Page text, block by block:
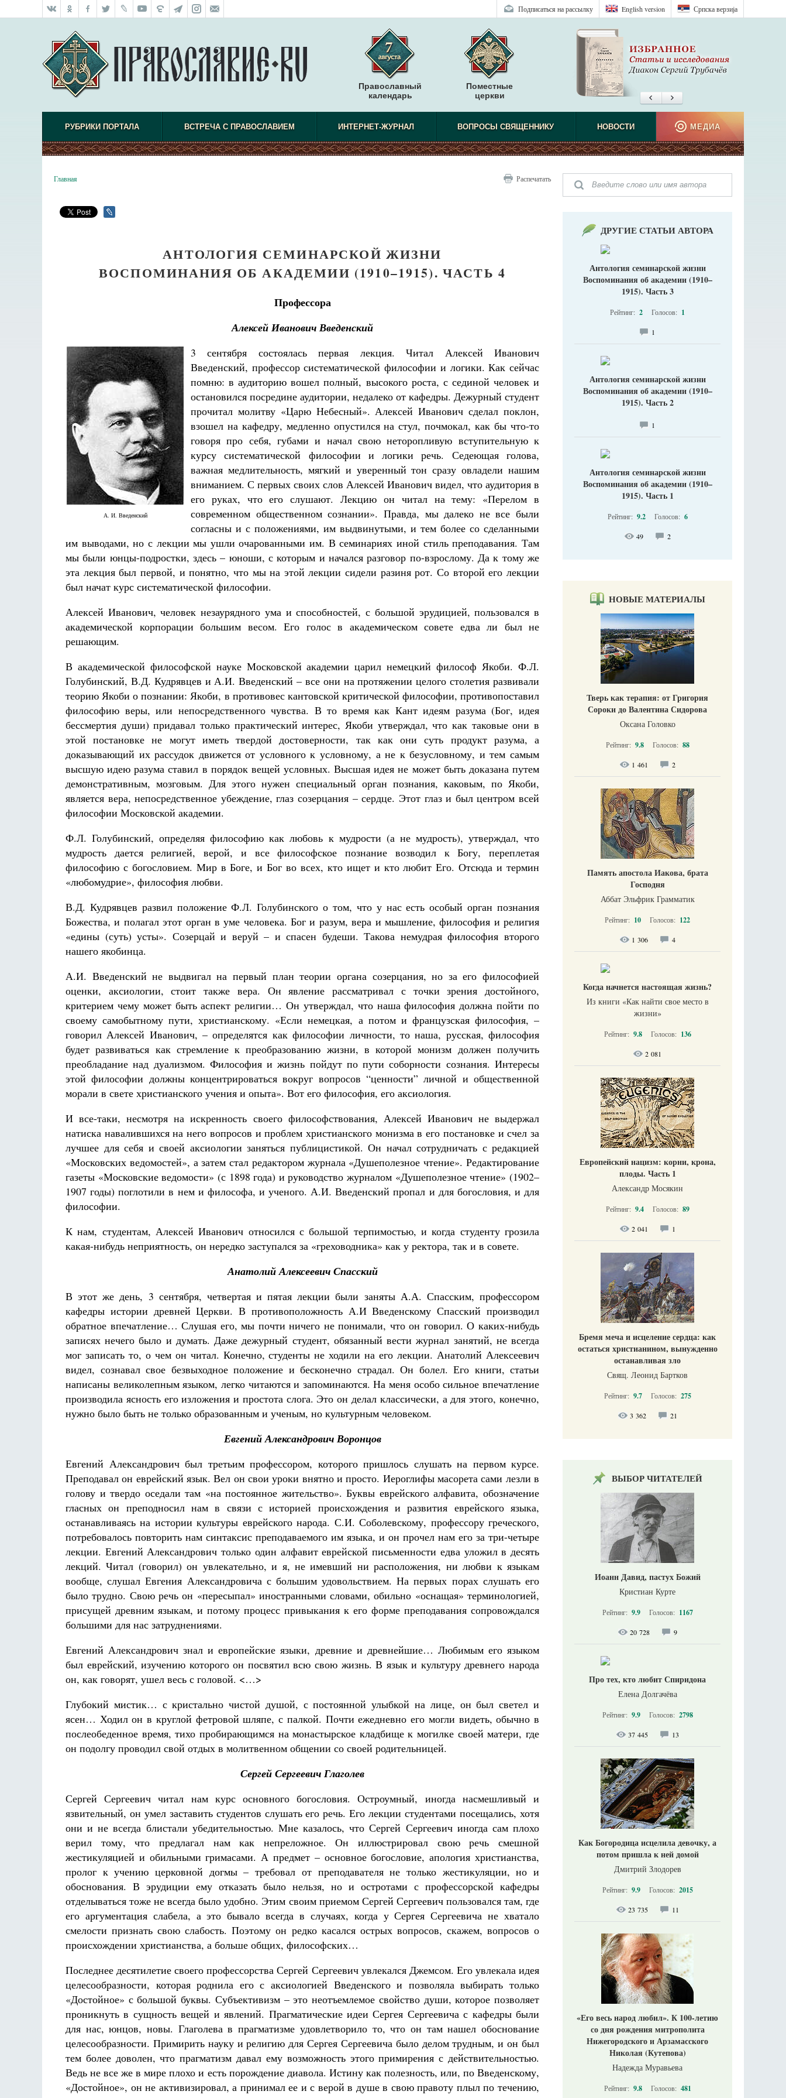
Српска верзиjа
English version
Подписаться на рассылку
Православный
календарь
Поместные
церкви
РУБРИКИ ПОРТАЛА ВСТРЕЧА С ПРАВОСЛАВИЕМ ИНТЕРНЕТ-ЖУРНАЛ ВОПРОСЫ СВЯЩЕННИКУ НОВОСТИ МЕДИА
Главная Распечатать
АНТОЛОГИЯ СЕМИНАРСКОЙ ЖИЗНИ
ВОСПОМИНАНИЯ ОБ АКАДЕМИИ (1910–1915). ЧАСТЬ 4
Профессора
Алексей Иванович Введенский
А. И. Введенский
3 сентября состоялась первая лекция. Читал Алексей Иванович
Введенский, профессор систематической философии и логики. Как сейчас
помню: в аудиторию вошел полный, высокого роста, с сединой человек и
остановился посредине аудитории, недалеко от кафедры. Дежурный студент
прочитал молитву «Царю Небесный». Алексей Иванович сделал поклон,
взошел на кафедру, медленно опустился на стул, почмокал, как бы что-то
говоря про себя, губами и начал свою неторопливую вступительную к
курсу систематической философии и логики речь. Седеющая голова,
важная медлительность, мягкий и уверенный тон сразу овладели нашим
вниманием. С первых своих слов Алексей Иванович видел, что аудитория в
его руках, что его слушают. Лекцию он читал на тему: «Перелом в
современном общественном сознании». Правда, мы далеко не все были
согласны и с положениями, им выдвинутыми, и тем более со сделанными
им выводами, но с лекции мы ушли очарованными им. В семинариях иной стиль преподавания. Там
мы были юнцы-подростки, здесь – юноши, с которым и начался разговор по-взрослому. Да к тому же
эта лекция был первой, и понятно, что мы на этой лекции сидели разиня рот. Со второй его лекции
был начат курс систематической философии.
Алексей Иванович, человек незаурядного ума и способностей, с большой эрудицией, пользовался в
академической корпорации большим весом. Его голос в академическом совете едва ли был не
решающим.
В академической философской науке Московской академии царил немецкий философ Якоби. Ф.Л.
Голубинский, В.Д. Кудрявцев и А.И. Введенский – все они на протяжении целого столетия развивали
теорию Якоби о познании: Якоби, в противовес кантовской критической философии, противопоставил
философию веры, или непосредственного чувства. В то время как Кант идеям разума (Бог, идея
бессмертия души) придавал только практический интерес, Якоби утверждал, что как таковые они в
этой постановке не могут иметь твердой достоверности, так как они суть продукт разума, а
доказывающий их рассудок движется от условного к условному, а не к безусловному, и тем самым
высшую идею разума ставил в поря­док вещей условных. Высшая идея не может быть доказана путем
демонстративным, мозговым. Для этого нужен специальный орган познания, каковым, по Якоби,
является вера, непосредственное убеждение, глаз созерцания – сердце. Этот глаз и был центром всей
философии Московской академии.
Ф.Л. Голубинский, определяя философию как любовь к мудрости (а не мудрость), утверждал, что
мудрость дается религией, верой, и все философское познание возводил к Богу, переплетая
философию с богословием. Мир в Боге, и Бог во всех, кто ищет и кто любит Его. Отсюда и термин
«любомудрие», философия любви.
В.Д. Кудрявцев развил положение Ф.Л. Голубинского о том, что у нас есть особый орган познания
Божества, и полагал этот орган в уме человека. Бог и разум, вера и мышление, философия и религия
«едины (суть) усты». Созерцай и веруй – и спасен будеши. Такова немудрая философия второго
нашего якобинца.
А.И. Введенский не выдвигал на первый план теории органа созерцания, но за его философией
оценки, аксиологии, стоит также вера. Он явление рассматривал с точки зрения достойного,
критерием чему может быть аспект религии… Он утверждал, что наша философия должна пойти по
своему самобытному пути, христианскому. «Если немецкая, а потом и французская философия, –
говорил Алексей Иванович, – определятся как философии личности, то наша, русская, философия
будет развиваться как стремление к преобразованию жизни, в которой монизм должен получить
преобладание над дуализмом. Философия и жизнь пойдут по пути соборности сознания. Интересы
этой философии должны концентрироваться вокруг вопросов “ценности” личной и общественной
морали в свете христианского учения и опыта». Вот его философия, его аксиология.
И все-таки, несмотря на искренность своего философствования, Алексей Иванович не выдержал
натиска навалившихся на него вопросов и проблем христианского монизма в его постановке и счел за
лучшее для себя и своей аксиологии заняться публицистикой. Он начал сотрудничать с редакцией
«Московских ведомостей», а затем стал редактором журнала «Душеполезное чтение». Редактирование
газеты «Московские ведомости» (с 1898 года) и руководство журналом «Душеполезное чтение» (1902–
1907 годы) поглотили в нем и философа, и ученого. А.И. Введенский пропал и для богословия, и для
философии.
К нам, студентам, Алексей Иванович относился с большой терпимостью, и когда студенту грозила
какая-нибудь неприятность, он нередко заступался за «греховодника» как у ректора, так и в совете.
Анатолий Алексеевич Спасский
В этот же день, 3 сентября, четвертая и пятая лекции были заняты А.А. Спасским, профессором
кафедры истории древней Церкви. В противоположность А.И Введенскому Спасский производил
обратное впечатление… Слушая его, мы почти ничего не понимали, что он говорил. О каких-нибудь
записях нечего было и думать. Даже дежурный студент, обязанный вести журнал занятий, не всегда
мог записать то, о чем он читал. Конечно, студенты не ходили на его лекции. Анатолий Алексеевич
видел, сознавал свое безвыходное положение и бесконечно страдал. Он болел. Его книги, статьи
написаны великолепным языком, легко читаются и запоминаются. На меня особо сильное впечатление
производила ясность его изложения и простота слога. Это он делал классически, а для этого, конечно,
нужно было быть не только образованным и ученым, но культурным человеком.
Евгений Александрович Воронцов
Евгений Александрович был третьим профессором, которого пришлось слушать на первом курсе.
Преподавал он еврейский язык. Вел он свои уроки внятно и просто. Иероглифы масорета сами лезли в
голову и твердо оседали там «на постоянное жительство». Буквы еврейского алфавита, обозначение
гласных он преподносил нам в связи с историей происхождения и развития еврейского языка,
останавливаясь на истории культуры еврейского народа. С.И. Соболевскому, профессору греческого,
потребовалось повторить нам синтаксис преподаваемого им языка, и он прочел нам его за три-четыре
лекции. Евгений Александрович только один алфавит еврейской письменности едва уложил в десять
лекций. Читал (говорил) он увлекательно, и я, не имевший ни расположения, ни любви к языкам
вообще, слушал Евгения Александровича с большим удовольствием. На первых порах слушать его
было трудно. Свою речь он «пересыпал» иностранными словами, обильно «оснащая» терминологией,
присущей древним языкам, и потому процесс привыкания к его форме преподавания сопровождался
большими для нас затруднениями.
Евгений Александрович знал и европейские языки, древние и древнейшие… Любимым его языком
был еврейский, изучению которого он посвятил всю свою жизнь. В язык и культуру древнего народа
он, как говорят, ушел весь с головой. <…>
Глубокий мистик… с кристально чистой душой, с постоянной улыбкой на лице, он был светел и
ясен… Ходил он в круглой фетровой шляпе, с палкой. Почти ежедневно его могли видеть, обычно в
послеобеденное время, тихо пробирающимся на монастырское кладбище к могилке своей матери, где
он подолгу проводил свой отдых в молитвенном общении со своей родительницей.
Сергей Сергеевич Глаголев
Сергей Сергеевич читал нам курс основного богословия. Остроумный, иногда насмешливый и
язвительный, он умел заставить студентов слушать его речь. Его лекции студентами посещались, хотя
они и не всегда блистали убедительностью. Мне казалось, что Сергей Сергеевич иногда сам плохо
верил тому, что предлагал нам как непреложное. Он иллюстрировал свою речь смешной
жестикуляцией и обильными гримасами. А предмет – основное богословие, апология христианства,
пролог к учению церковной догмы – требовал от преподавателя не только жестикуляции, но и
обоснования. В эрудиции ему отказать было нельзя, но и остротами с профессорской кафедры
отделываться тоже не всегда было удобно. Этим своим приемом Сергей Сергеевич пользовался там, где
его аргументация слабела, а это бывало всегда в случаях, когда у Сергея Сергеевича не хватало
смелости признать свою слабость. Поэтому он редко касался острых вопросов, скажем, вопросов о
происхождении христианства, а больше общих, философских…
Последнее десятилетие своего профессорства Сер­гей Сергеевич увлекался Джемсом. Его увлекала идея
целесообразности, которая роднила его с аксиологией Введенского и позволяла выбирать только
«Достойное» с большой буквы. Субъективизм – это неотъемлемое свойство души, которое позволяет
проникнуть в сущность вещей и явлений. Прагматические идеи Сергея Сергеевича с кафедры были
для нас, юнцов, новы. Глаголева в прагматизме удовлетворило то, что он там нашел обоснование
целесообразности. Примирить науку и религию для Сергея Сергеевича было делом трудным, и он был
тем более доволен, что прагматизм давал ему возможность этого примирения с действительностью.
Ведь не все же в мире плохо и есть порождение диавола. Истину как полезность, или, по Введенскому,
«Достойное», он не активизировал, а принимал ее и с верой в душе в свою правоту плыл по течению,
ДРУГИЕ СТАТЬИ АВТОРА
Антология семинарской жизни
Воспоминания об академии (1910–
1915). Часть 3
Рейтинг: 2 Голосов: 1
1
Антология семинарской жизни
Воспоминания об академии (1910–
1915). Часть 2
1
Антология семинарской жизни
Воспоминания об академии (1910–
1915). Часть 1
Рейтинг: 9.2 Голосов: 6
49 2
НОВЫЕ МАТЕРИАЛЫ
Тверь как терапия: от Григория
Сороки до Валентина Сидорова
Оксана Головко
Рейтинг: 9.8 Голосов: 88
1 461 2
Память апостола Иакова, брата
Господня
Аббат Эльфрик Грамматик
Рейтинг: 10 Голосов: 122
1 306 4
Когда начнется настоящая жизнь?
Из книги «Как найти свое место в
жизни​»
Рейтинг: 9.8 Голосов: 136
2 081
Европейский нацизм: корни, крона,
плоды. Часть 1
Александр Мосякин
Рейтинг: 9.4 Голосов: 89
2 041 1
Бремя меча и исцеление сердца: как
остаться христианином, вынужденно
останавливая зло
Свящ. Леонид Бартков
Рейтинг: 9.7 Голосов: 275
3 362 21
ВЫБОР ЧИТАТЕЛЕЙ
Иоанн Давид, пастух Божий
Кристиан Курте
Рейтинг: 9.9 Голосов: 1167
20 728 9
Про тех, кто любит Спиридона
Елена Долгачёва
Рейтинг: 9.9 Голосов: 2798
37 445 13
Как Богородица исцелила девочку, а
потом пришла к ней домой
Дмитрий Злодорев
Рейтинг: 9.9 Голосов: 2015
23 735 11
«Его весь народ любил». К 100-летию
со дня рождения митрополита
Нижегородского и Арзамасского
Николая (Кутепова)
Надежда Муравьева
Рейтинг: 9.8 Голосов: 481